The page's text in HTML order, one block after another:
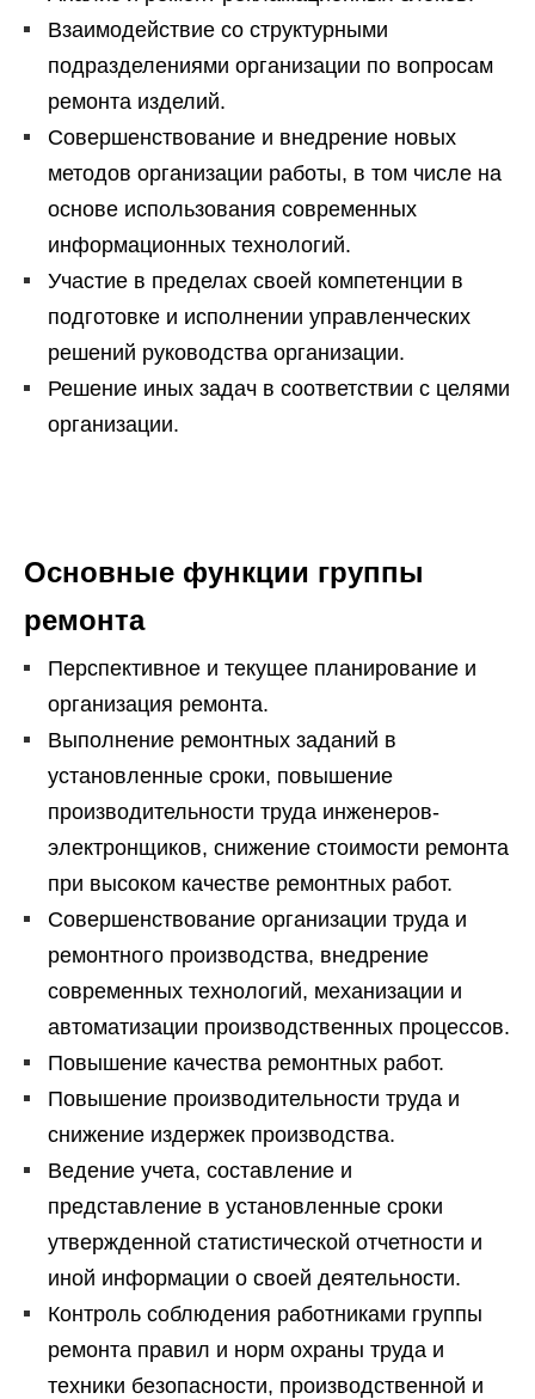
Взаимодействие со структурными
подразделениями организации по вопросам
ремонта изделий.
Совершенствование и внедрение новых
методов организации работы, в том числе на
основе использования современных
информационных технологий.
Участие в пределах своей компетенции в
подготовке и исполнении управленческих
решений руководства организации.
Решение иных задач в соответствии с целями
организации.
Основные функции группы
ремонта
Перспективное и текущее планирование и
организация ремонта.
Выполнение ремонтных заданий в
установленные сроки, повышение
производительности труда инженеров-
электронщиков, снижение стоимости ремонта
при высоком качестве ремонтных работ.
Совершенствование организации труда и
ремонтного производства, внедрение
современных технологий, механизации и
автоматизации производственных процессов.
Повышение качества ремонтных работ.
Повышение производительности труда и
снижение издержек производства.
Ведение учета, составление и
представление в установленные сроки
утвержденной статистической отчетности и
иной информации о своей деятельности.
Контроль соблюдения работниками группы
ремонта правил и норм охраны труда и
техники безопасности, производственной и